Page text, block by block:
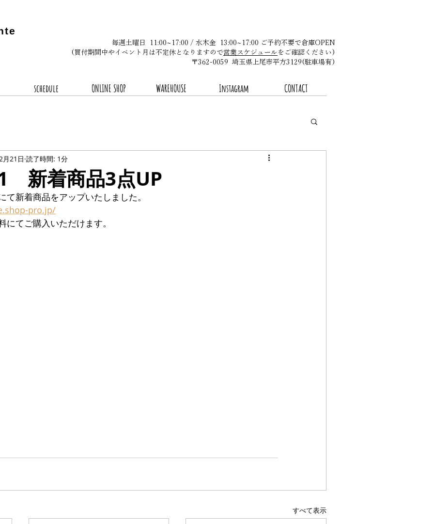
毎週土曜日 11:00~17:00 / 水木金 13:00~17:00 ご予約不要で倉庫OPEN
(買付期間中やイベント月は不定休となりますので営業スケジュール をご確認ください)​
〒362-0059 埼玉県上尾市平方3129(駐車場有)
schedule ONLINE SHOP WAREHOUSE Instagram CONTACT
新着商品3点UP
月21日 読了時間: 1分
て新着商品をアップいたしました。
pro.jp/
にてご購入いただけます。
すべて表示